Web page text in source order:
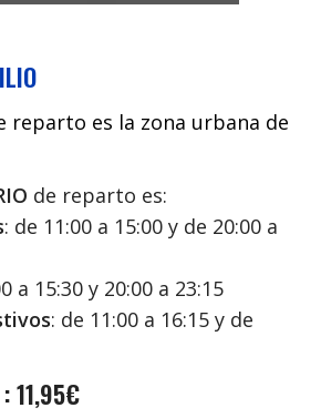
reparto es la zona urbana de
de reparto es:
: de 11:00 a 15:00 y de 20:00 a
a 15:30 y 20:00 a 23:15
: de 11:00 a 16:15 y de
11,95€